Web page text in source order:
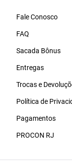
Fale Conosco
FAQ
Sacada Bônus
Entregas
Trocas e
Política de
Pagamentos
PROCON RJ